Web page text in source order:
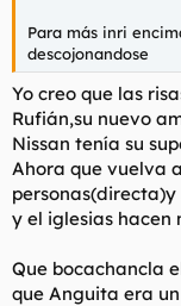
Para más inri
descojonandose
Yo creo que las
Rufián,su nuevo
Nissan tenía su
Ahora que vuelva
personas(directa)y
y el iglesias hacen
Que bocachancla
que Anguita era